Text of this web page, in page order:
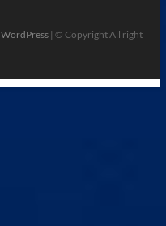
WordPress| © Copyright All right